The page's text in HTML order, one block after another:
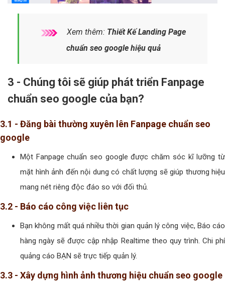
Xem thêm: Thiết Kế Landing Page
chuẩn seo google hiệu quả
3 - Chúng tôi sẽ giúp phát triển Fanpage
chuẩn seo google của bạn?
3.1 - Đăng bài thường xuyên lên Fanpage chuẩn seo
google
Một Fanpage chuẩn seo google được chăm sóc kĩ lưỡng từ
mặt hình ảnh đến nội dung có chất lượng sẽ giúp thương hiệu
mang nét riêng độc đáo so với đối thủ.
3.2 - Báo cáo công việc liên tục
Bạn không mất quá nhiều thời gian quản lý công việc, Báo cáo
hàng ngày sẽ được cập nhập Realtime theo quy trình. Chi phí
quảng cáo BẠN sẽ trực tiếp quản lý.
3.3 - Xây dựng hình ảnh thương hiệu chuẩn seo google